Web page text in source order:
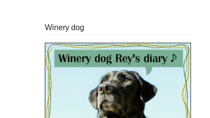
Winery dog